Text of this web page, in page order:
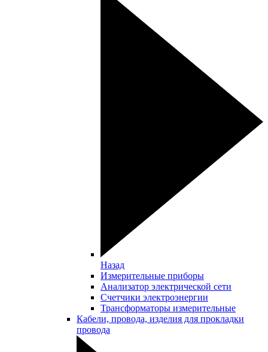
Назад
Измерительные приборы
Анализатор электрической сети
Счетчики электроэнергии
Трансформаторы измерительные
Кабели, провода, изделия для прокладки
провода